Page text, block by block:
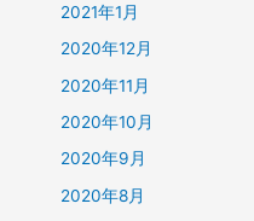
2021年1月
2020年12月
2020年11月
2020年10月
2020年9月
2020年8月